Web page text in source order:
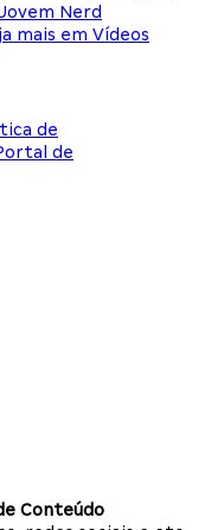
Nerd
mais em Vídeos
de
de
Conteúdo